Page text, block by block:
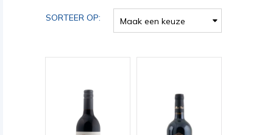
SORTEER OP: Maak een keuze